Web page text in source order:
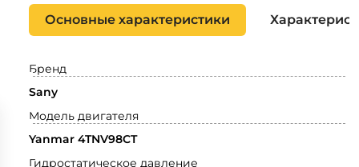
Основные характеристики
Бренд
Sany
Модель двигателя
Yanmar 4TNV98CT
Гидростатическое давление